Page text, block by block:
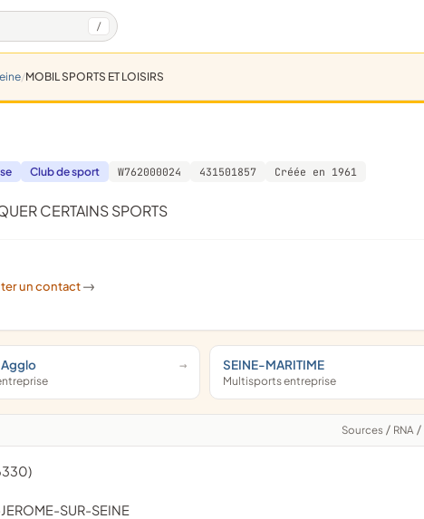
/
MOBIL SPORTS ET LOISIRS
Club de sport W762000024 431501857 Créée en 1961
CERTAINS SPORTS
un contact ->
Agglo SEINE-MARITIME
Multisports entreprise
Sources / RNA /
JEROME-SUR-SEINE